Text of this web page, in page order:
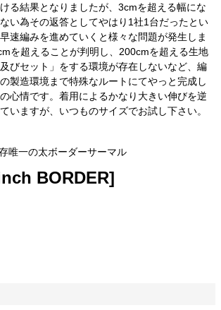
る結果となりましたが、3cmを超える幅にな
い為その返答としてやはり1社1台だったとい
速編みを進めていくと様々な問題が発生しま
を超えることが判明し、200cmを超える生地
びセット」をする環境が存在しないなど、編
製造環境まで特殊なルートにてやっと完成し
心情です。着用によるかなり大きい伸びを逆
いますが、いつものサイズでお試し下さい。
唯一の太ボーダーサーマル
BORDER]